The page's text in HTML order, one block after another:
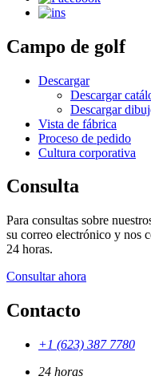
Campo de golf
Descargar
Descargar
Descargar
Vista de fábrica
Proceso de pedido
Cultura corporativa
Consulta
Para consultas sobre
su correo electrónico y nos
24 horas.
Consultar ahora
Contacto
+1 (623) 387 7780
24 horas